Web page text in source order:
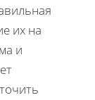
их на
и